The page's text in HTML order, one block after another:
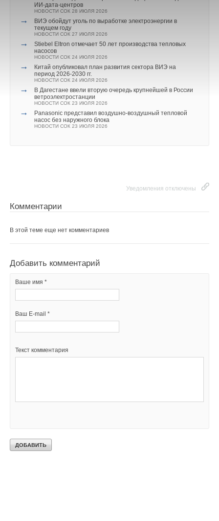
ИИ-дата-центров
НОВОСТИ СОК 28 ИЮЛЯ 2026
→
ВИЭ обойдут уголь по выработке электроэнергии в
текущем году
НОВОСТИ СОК 27 ИЮЛЯ 2026
→
Stiebel Eltron отмечает 50 лет производства тепловых
насосов
НОВОСТИ СОК 24 ИЮЛЯ 2026
→
Китай опубликовал план развития сектора ВИЭ на
период 2026-2030 гг.
НОВОСТИ СОК 24 ИЮЛЯ 2026
→
В Дагестане ввели вторую очередь крупнейшей в России
ветроэлектростанции
НОВОСТИ СОК 23 ИЮЛЯ 2026
→
Panasonic представил воздушно-воздушный тепловой
насос без наружного блока
НОВОСТИ СОК 23 ИЮЛЯ 2026
Уведомления отключены
Комментарии
В этой теме еще нет комментариев
Добавить комментарий
Ваше имя *
Ваш E-mail *
Текст комментария